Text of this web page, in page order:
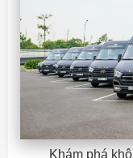
Khám phá